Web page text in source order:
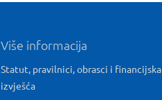
Više informacija
Statut, pravilnici, obrasci i financijska
izvješća